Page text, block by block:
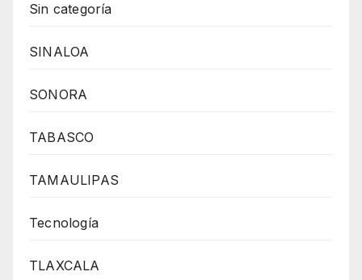
Sin categoría
SINALOA
SONORA
TABASCO
TAMAULIPAS
Tecnología
TLAXCALA